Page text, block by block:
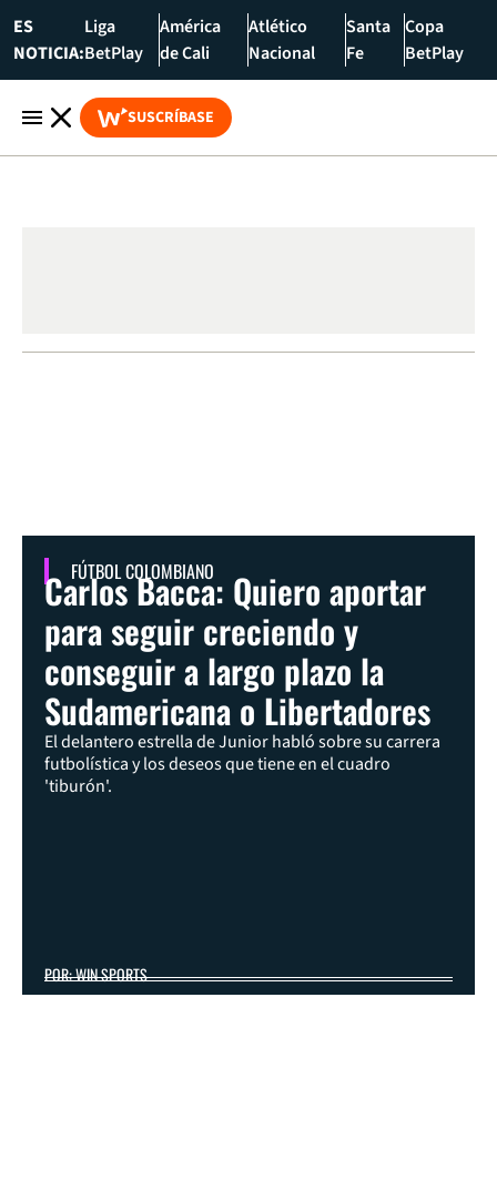
ES
NOTICIA:
Liga
BetPlay
América
de Cali
Atlético
Nacional
Santa
Fe
Copa
BetPlay
SUSCRÍBASE
FÚTBOL COLOMBIANO
Carlos Bacca: Quiero aportar
para seguir creciendo y
conseguir a largo plazo la
Sudamericana o Libertadores
El delantero estrella de Junior habló sobre su carrera
futbolística y los deseos que tiene en el cuadro
'tiburón'.
POR: WIN SPORTS